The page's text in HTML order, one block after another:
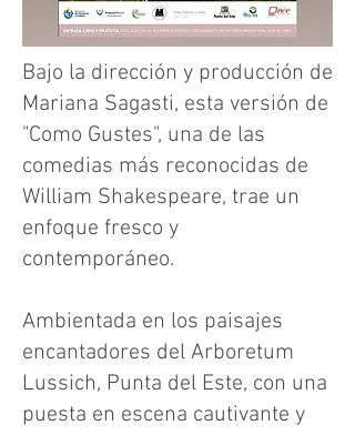
Bajo la dirección y producción de
Mariana Sagasti, esta versión de
"Como Gustes", una de las
comedias más reconocidas de
William Shakespeare, trae un
enfoque fresco y
contemporáneo.
Ambientada en los paisajes
encantadores del Arboretum
Lussich, Punta del Este, con una
puesta en escena cautivante y